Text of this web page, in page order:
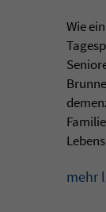
Wie
mehr